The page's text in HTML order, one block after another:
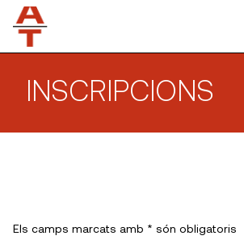
INSCRIPCIONS
Els camps marcats amb * són obligatoris